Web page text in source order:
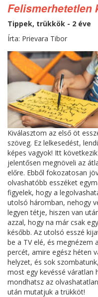
Felismerhetetlen
Tippek, trükkök - 2 éve
Írta: Prievara Tibor
Kiválasztom az első öt
szöveg. Ez lelkesedést,
képes vagyok! Itt
jelentősen megnöveli az
előre. Ebből fokozatosan
olvashatóbb esszéket
figyelek, hogy a
utolsó háromban, nehogy
legyen tétje, hiszen van
azzal, hogy na már csak
később. Az utolsó esszé
be a TV elé, és megnézem
percét, amire egész héten
helyzet, és sok
most egy kevéssé váratlan
mondhatsz az
után mutatjuk a trükköt!